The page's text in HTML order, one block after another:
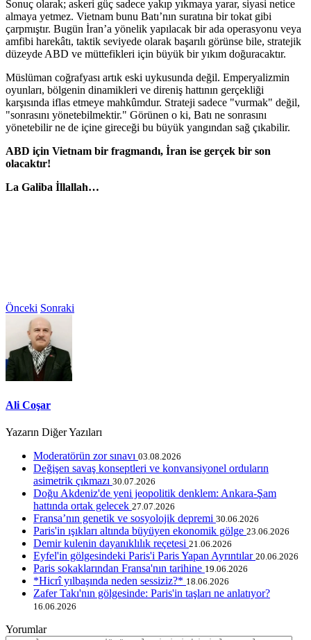
Sonuç olarak; askeri güç sadece yakıp yıkmaya yarar, siyasi netice
almaya yetmez. Vietnam bunu Batı’nın suratına bir tokat gibi
çarpmıştır. Bugün İran’a yönelik yapılacak bir ada operasyonu veya
amfibi harekâtı, taktik seviyede olarak başarılı görünse bile, stratejik
düzeyde ABD ve müttefikleri için büyük bir yıkım doğuracaktır.
Müslüman coğrafyası artık eski uykusunda değil. Emperyalizmin
oyunları, bölgenin dinamikleri ve direniş hattının gerçekliği
karşısında iflas etmeye mahkûmdur. Strateji sadece "vurmak" değil,
"sonrasını yönetebilmektir." Görünen o ki, Batı ne sonrasını
yönetebilir ne de içine gireceği bu büyük yangından sağ çıkabilir.
ABD için Vietnam bir fragmandı, İran ise gerçek bir son
olacaktır!
La Galiba İllallah…
Önceki Sonraki
Ali Coşar
Yazarın Diğer Yazıları
Moderatörün zor sınavı 03.08.2026
Değişen savaş konseptleri ve konvansiyonel orduların
asimetrik çıkmazı 30.07.2026
Doğu Akdeniz'de yeni jeopolitik denklem: Ankara-Şam
hattında ortak gelecek 27.07.2026
Fransa’nın genetik ve sosyolojik depremi 30.06.2026
Paris'in ışıkları altında büyüyen ekonomik gölge 23.06.2026
Demir kulenin dayanıklılık reçetesi 21.06.2026
Eyfel'in gölgesindeki Paris'i Paris Yapan Ayrıntılar 20.06.2026
Paris sokaklarından Fransa'nın tarihine 19.06.2026
*Hicrî yılbaşında neden sessiziz?* 18.06.2026
Zafer Takı'nın gölgesinde: Paris'in taşları ne anlatıyor?
16.06.2026
Yorumlar